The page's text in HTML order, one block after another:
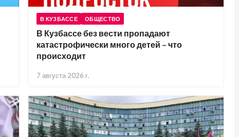
В КУЗБАССЕ ОБЩЕСТВО
В Кузбассе без вести пропадают
катастрофически много детей – что
происходит
7 августа 2026 г.